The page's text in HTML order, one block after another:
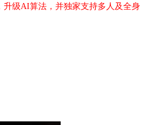
升级AI算法，并独家支持多人及全身